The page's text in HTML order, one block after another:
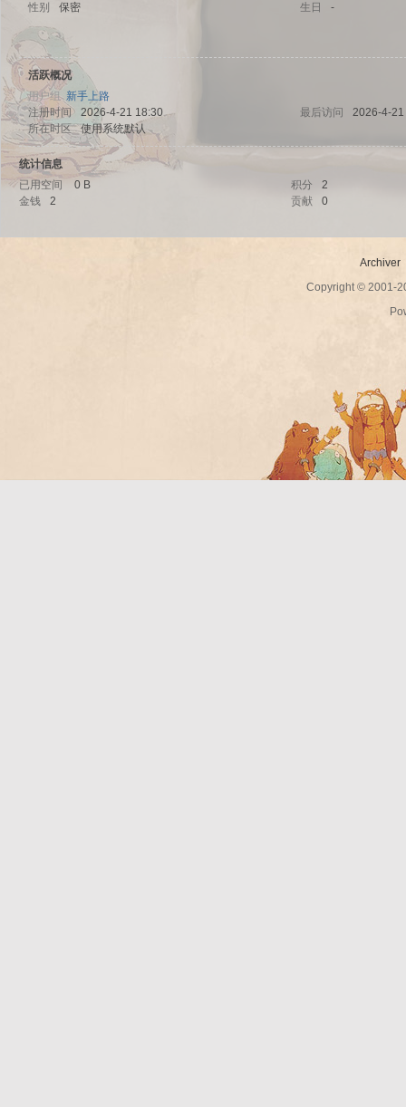
uz!
性别 保密 生日 -
活跃概况
用户组 新手上路
注册时间
2026-4-21 18:30 最后访问
2026-4-
所在时区
使用系统默认
统计信息
已用空间
0 B 积分
2
金钱
2 贡献 0
Archiver
Copyright © 2001-